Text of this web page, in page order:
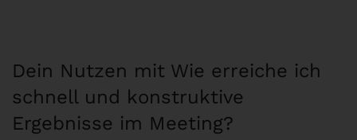
Dein Nutzen mit Wie erreiche ich
schnell und konstruktive
Ergebnisse im Meeting?